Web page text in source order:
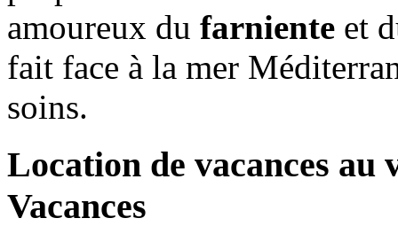
amoureux du farniente et
fait face à la mer
soins.
Location de vacances au
Vacances